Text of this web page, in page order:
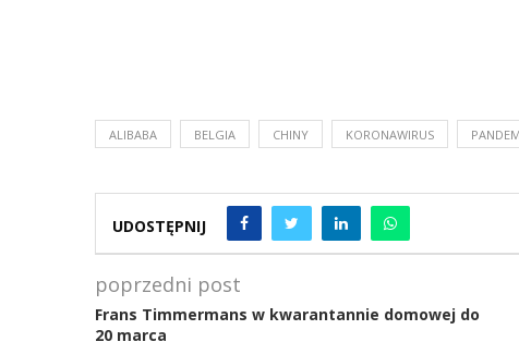
ALIBABA BELGIA CHINY KORONAWIRUS
UDOSTĘPNIJ
poprzedni post
Frans Timmermans w kwarantannie domowej do
20 marca